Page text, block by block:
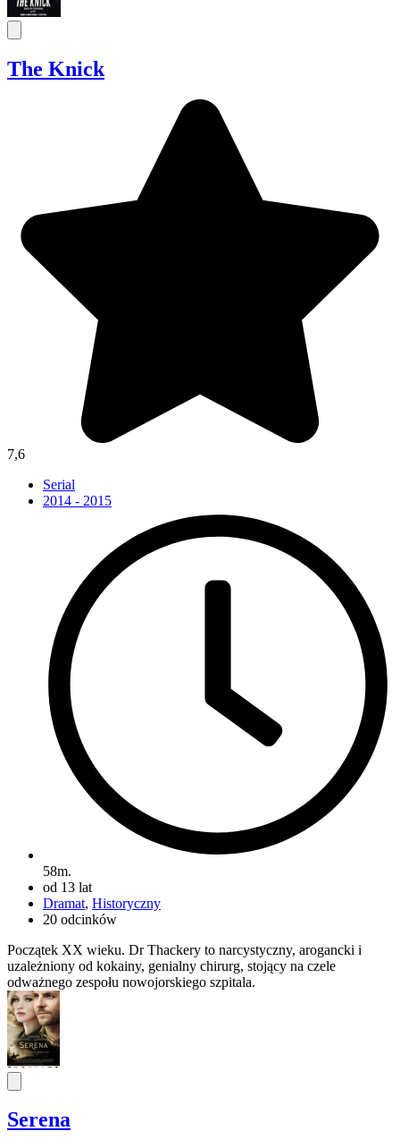
The Knick
7,6
Serial
2014 - 2015
58m.
od 13 lat
Dramat, Historyczny
20 odcinków
Początek XX wieku. Dr Thackery to narcystyczny, arogancki i
uzależniony od kokainy, genialny chirurg, stojący na czele
odważnego zespołu nowojorskiego szpitala.
Serena